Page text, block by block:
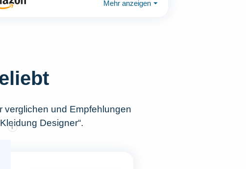
Mehr anzeigen ⏷
verglichen und Empfehlungen
Designer“.
i